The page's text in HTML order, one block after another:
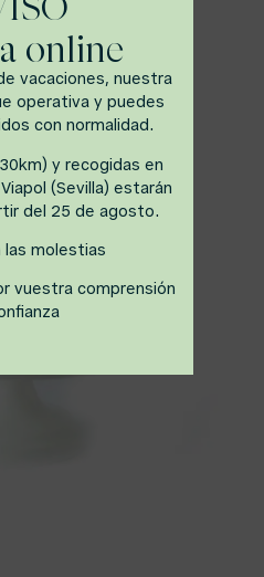
online
vacaciones, nuestra
operativa y puedes
con normalidad.
y recogidas en
(Sevilla) estarán
del 25 de agosto.
las molestias
vuestra comprensión